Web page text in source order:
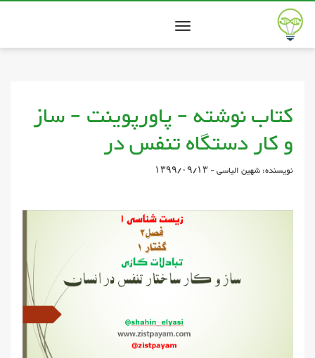
Toggle
navigation
کتاب نوشته - پاورپوینت - ساز
و کار دستگاه تنفس در
نویسنده: شهین الیاسی - ۱۳۹۹/۰۹/۱۳